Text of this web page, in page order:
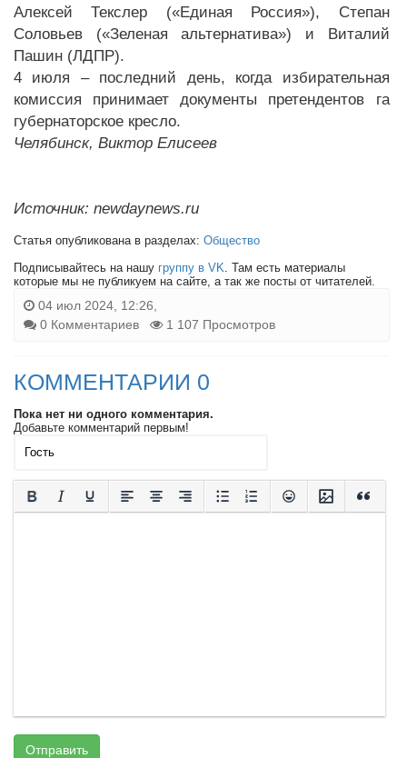
Алексей Текслер («Единая Россия»), Степан
Соловьев («Зеленая альтернатива») и Виталий
Пашин (ЛДПР).
4 июля – последний день, когда избирательная
комиссия принимает документы претендентов га
губернаторское кресло.
Челябинск, Виктор Елисеев
Источник: newdaynews.ru
Статья опубликована в разделах: Общество
Подписывайтесь на нашу группу в VK . Там есть материалы
которые мы не публикуем на сайте, а так же посты от читателей.
04 июл 2024, 12:26,
0 Комментариев
1 107 Просмотров
КОММЕНТАРИИ 0
Пока нет ни одного комментария.
Добавьте комментарий первым!
Отправить